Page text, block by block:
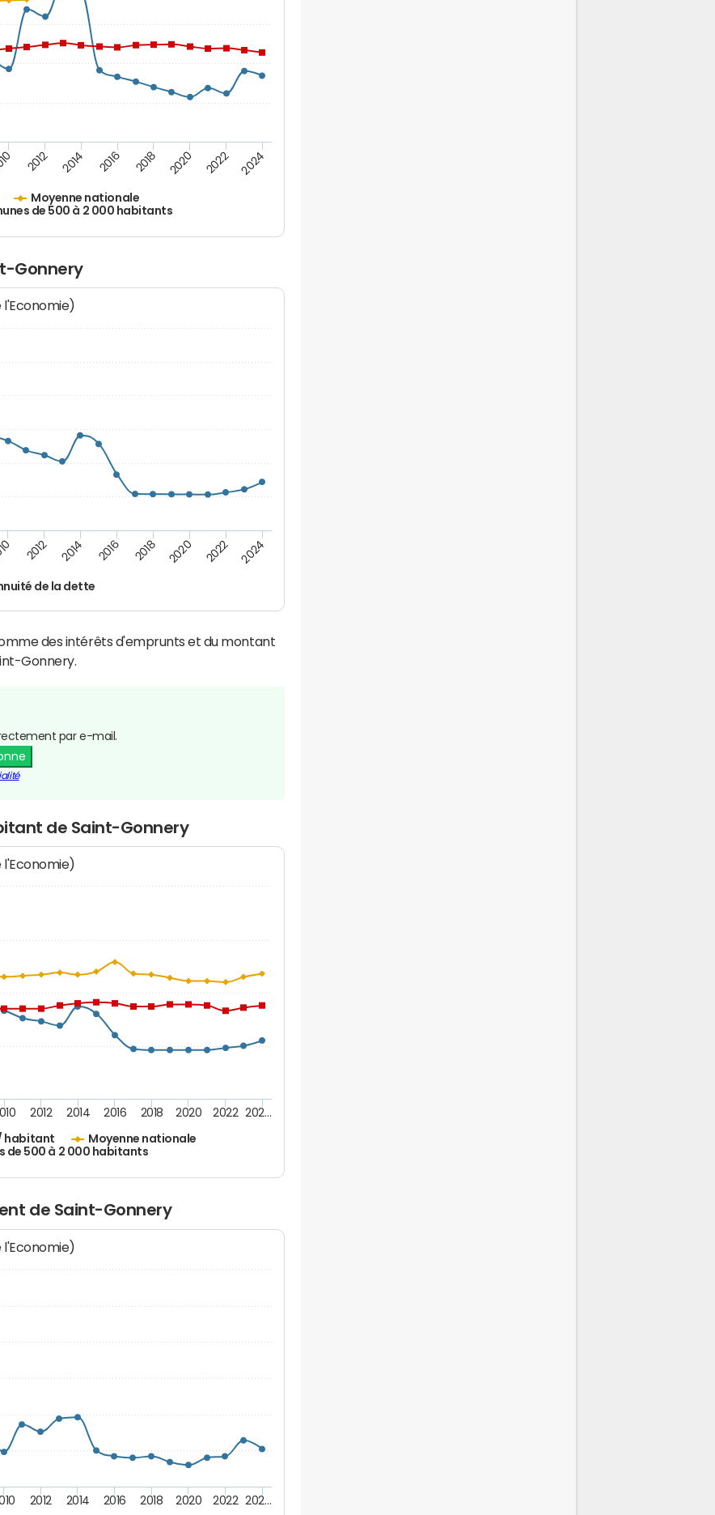
Moyenne nationale
de 500 à 2 000 habitants
2012 2014 2016 2018 2020 2022 2024
Gonnery
l'Economie)
de la dette
2012 2014 2016 2018 2020 2022 2024
des intérêts d'emprunts et du montant
Gonnery.
par e-mail.
de Saint-Gonnery
l'Economie)
habitant
Moyenne nationale
de 500 à 2 000 habitants
2012 2014 2016 2018 2020 2022 202…
de Saint-Gonnery
l'Economie)
2012 2014 2016 2018 2020 2022 202…